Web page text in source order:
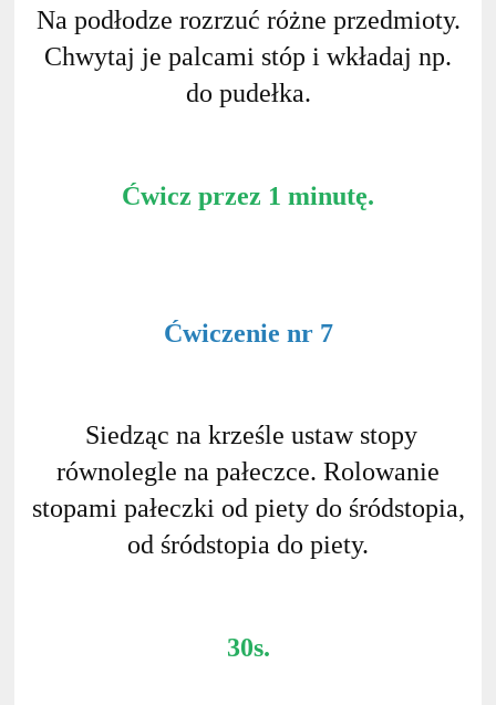
Na podłodze rozrzuć różne przedmioty.
Chwytaj je palcami stóp i wkładaj np.
do pudełka.
Ćwicz przez 1 minutę.
Ćwiczenie nr 7
Siedząc na krześle ustaw stopy
równolegle na pałeczce. Rolowanie
stopami pałeczki od piety do śródstopia,
od śródstopia do piety.
30s.